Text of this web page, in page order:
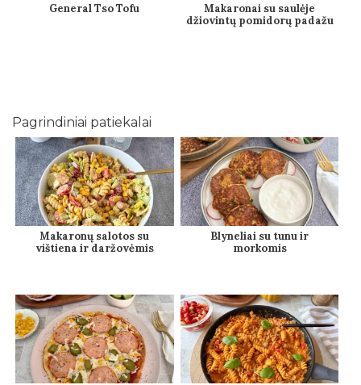
General Tso Tofu
Makaronai su saulėje
džiovintų pomidorų padažu
Pagrindiniai patiekalai
Makaronų salotos su
vištiena ir daržovėmis
Blyneliai su tunu ir
morkomis